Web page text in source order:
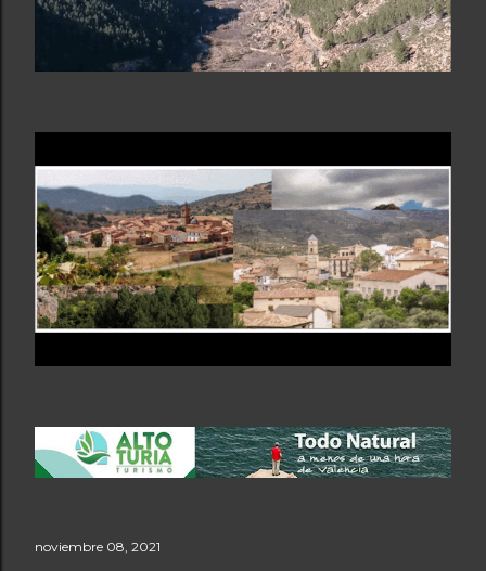
noviembre 08, 2021